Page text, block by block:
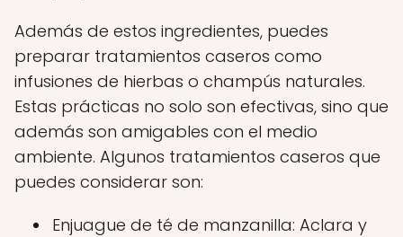
Además de estos ingredientes, puedes
preparar tratamientos caseros como
infusiones de hierbas o champús naturales.
Estas prácticas no solo son efectivas, sino que
además son amigables con el medio
ambiente. Algunos tratamientos caseros que
puedes considerar son:
Enjuague de té de manzanilla: Aclara y